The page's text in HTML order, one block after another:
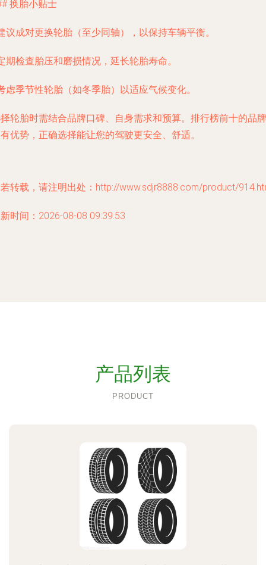
换胎小贴士
议成对更换轮胎（至少同轴），以保持车辆平衡。
期检查胎压和磨损情况，延长轮胎寿命。
虑季节性轮胎（如冬季胎）以适应气候变化。
轮胎时需结合品牌口碑、自身需求和预算。排行榜前十的品牌
优势，正确选择能让您的驾驶更安全、舒适。
转载，请注明出处：http://www.sdjr8888.com/product/
时间：2026-08-08 09:39:53
产品列表
PRODUCT